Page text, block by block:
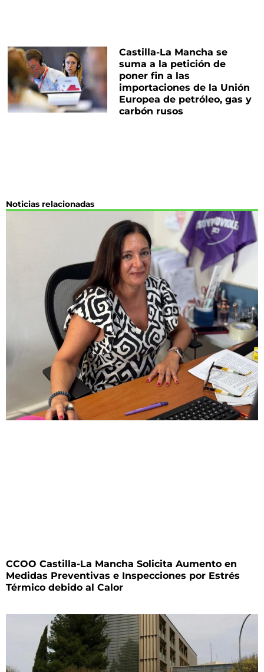
Castilla-La Mancha se
suma a la petición de
poner fin a las
importaciones de la Unión
Europea de petróleo, gas y
carbón rusos
Noticias relacionadas
CCOO Castilla-La Mancha Solicita Aumento en
Medidas Preventivas e Inspecciones por Estrés
Térmico debido al Calor